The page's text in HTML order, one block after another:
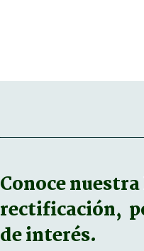
Conoce nuestra
rectificación,
de interés.